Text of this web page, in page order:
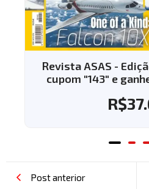
Revista ASAS -
cupom "143" e
R$
Post anterior